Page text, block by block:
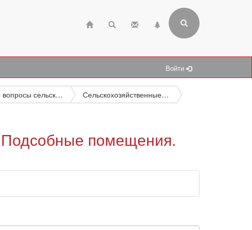
Войти
Общие вопросы сельского хозяйства
Сельскохозяйственные постройки и сооружения (эксплуатация и оборудование). Постройки животноводческие, для хранения сельскохозяйственных продуктов, машин и орудий
помещения.